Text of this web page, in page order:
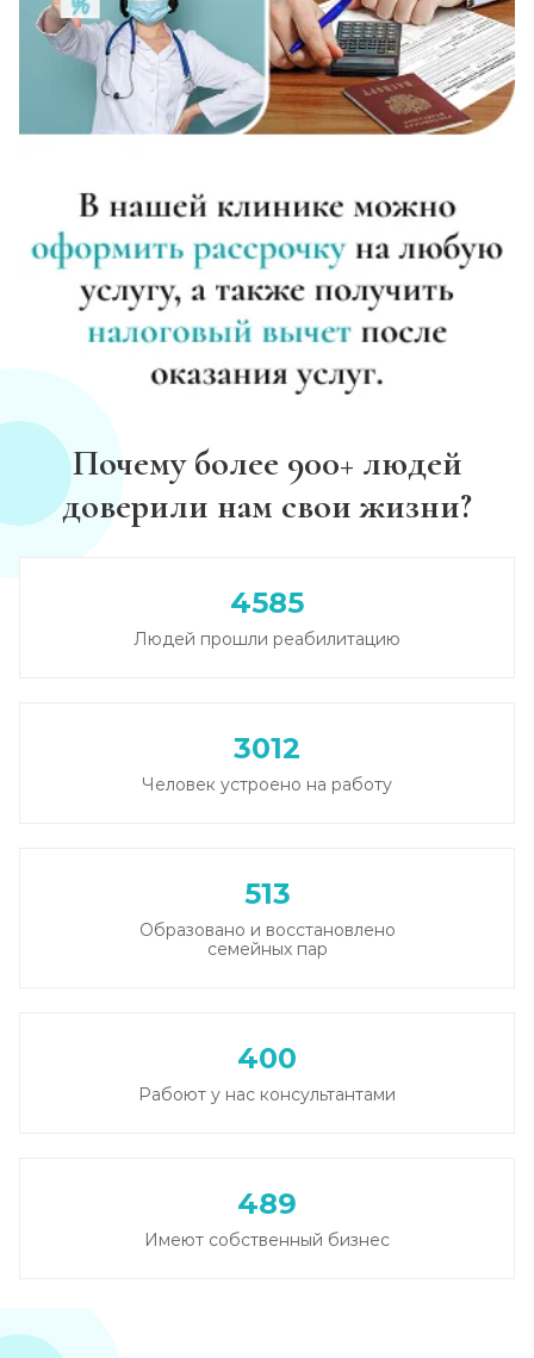
Почему более 900+ людей
доверили нам свои жизни?
4585
Людей прошли реабилитацию
3012
Человек устроено на работу
513
Образовано и восстановлено
семейных пар
400
Рабоют у нас консультантами
489
Имеют собственный бизнес